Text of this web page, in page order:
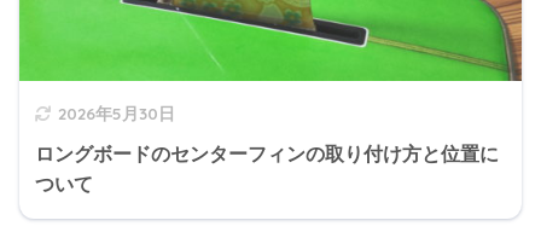
2026年5月30日
ロングボードのセンターフィンの取り付け方と位置に
ついて